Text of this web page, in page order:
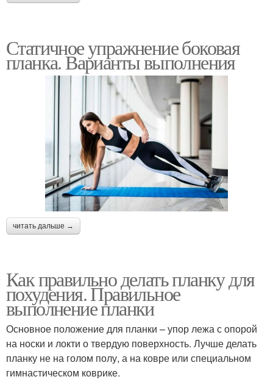
Статичное упражнение боковая
планка. Варианты выполнения
читать дальше →
Как правильно делать планку для
похудения. Правильное
выполнение планки
Основное положение для планки – упор лежа с опорой
на носки и локти о твердую поверхность. Лучше делать
планку не на голом полу, а на ковре или специальном
гимнастическом коврике.